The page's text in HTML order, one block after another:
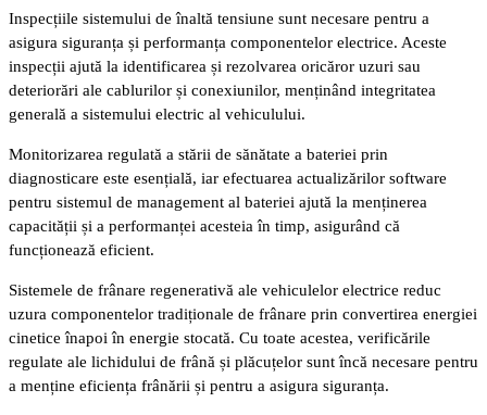
Inspecțiile sistemului de înaltă tensiune sunt necesare pentru a
asigura siguranța și performanța componentelor electrice. Aceste
inspecții ajută la identificarea și rezolvarea oricăror uzuri sau
deteriorări ale cablurilor și conexiunilor, menținând integritatea
generală a sistemului electric al vehiculului.
Monitorizarea regulată a stării de sănătate a bateriei prin
diagnosticare este esențială, iar efectuarea actualizărilor software
pentru sistemul de management al bateriei ajută la menținerea
capacității și a performanței acesteia în timp, asigurând că
funcționează eficient.
Sistemele de frânare regenerativă ale vehiculelor electrice reduc
uzura componentelor tradiționale de frânare prin convertirea energiei
cinetice înapoi în energie stocată. Cu toate acestea, verificările
regulate ale lichidului de frână și plăcuțelor sunt încă necesare pentru
a menține eficiența frânării și pentru a asigura siguranța.